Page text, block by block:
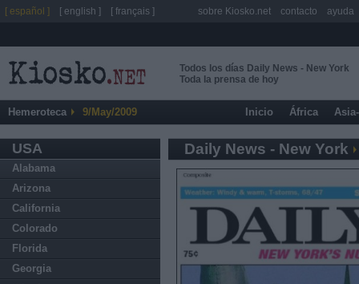
Todos los días Daily News - New York
Toda la prensa de hoy
Hemeroteca 9/May/2009 Inicio África
USA
Alabama
Arizona
California
Colorado
Florida
Georgia
Daily News - New York
[ español ] [ english ] [ français ] sobre Kiosko.net contacto ayuda